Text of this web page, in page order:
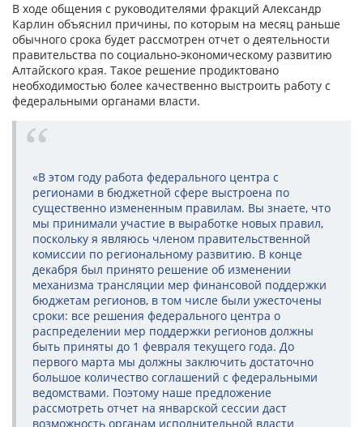
В ходе общения с руководителями фракций Александр
Карлин объяснил причины, по которым на месяц раньше
обычного срока будет рассмотрен отчет о деятельности
правительства по социально-экономическому развитию
Алтайского края. Такое решение продиктовано
необходимостью более качественно выстроить работу с
федеральными органами власти.
«В этом году работа федерального центра с
регионами в бюджетной сфере выстроена по
существенно измененным правилам. Вы знаете, что
мы принимали участие в выработке новых правил,
поскольку я являюсь членом правительственной
комиссии по региональному развитию. В конце
декабря был принято решение об изменении
механизма трансляции мер финансовой поддержки
бюджетам регионов, в том числе были ужесточены
сроки: все решения федерального центра о
распределении мер поддержки регионов должны
быть приняты до 1 февраля текущего года. До
первого марта мы должны заключить достаточно
большое количество соглашений с федеральными
ведомствами. Поэтому наше предложение
рассмотреть отчет на январской сессии даст
возможность органам исполнительной власти